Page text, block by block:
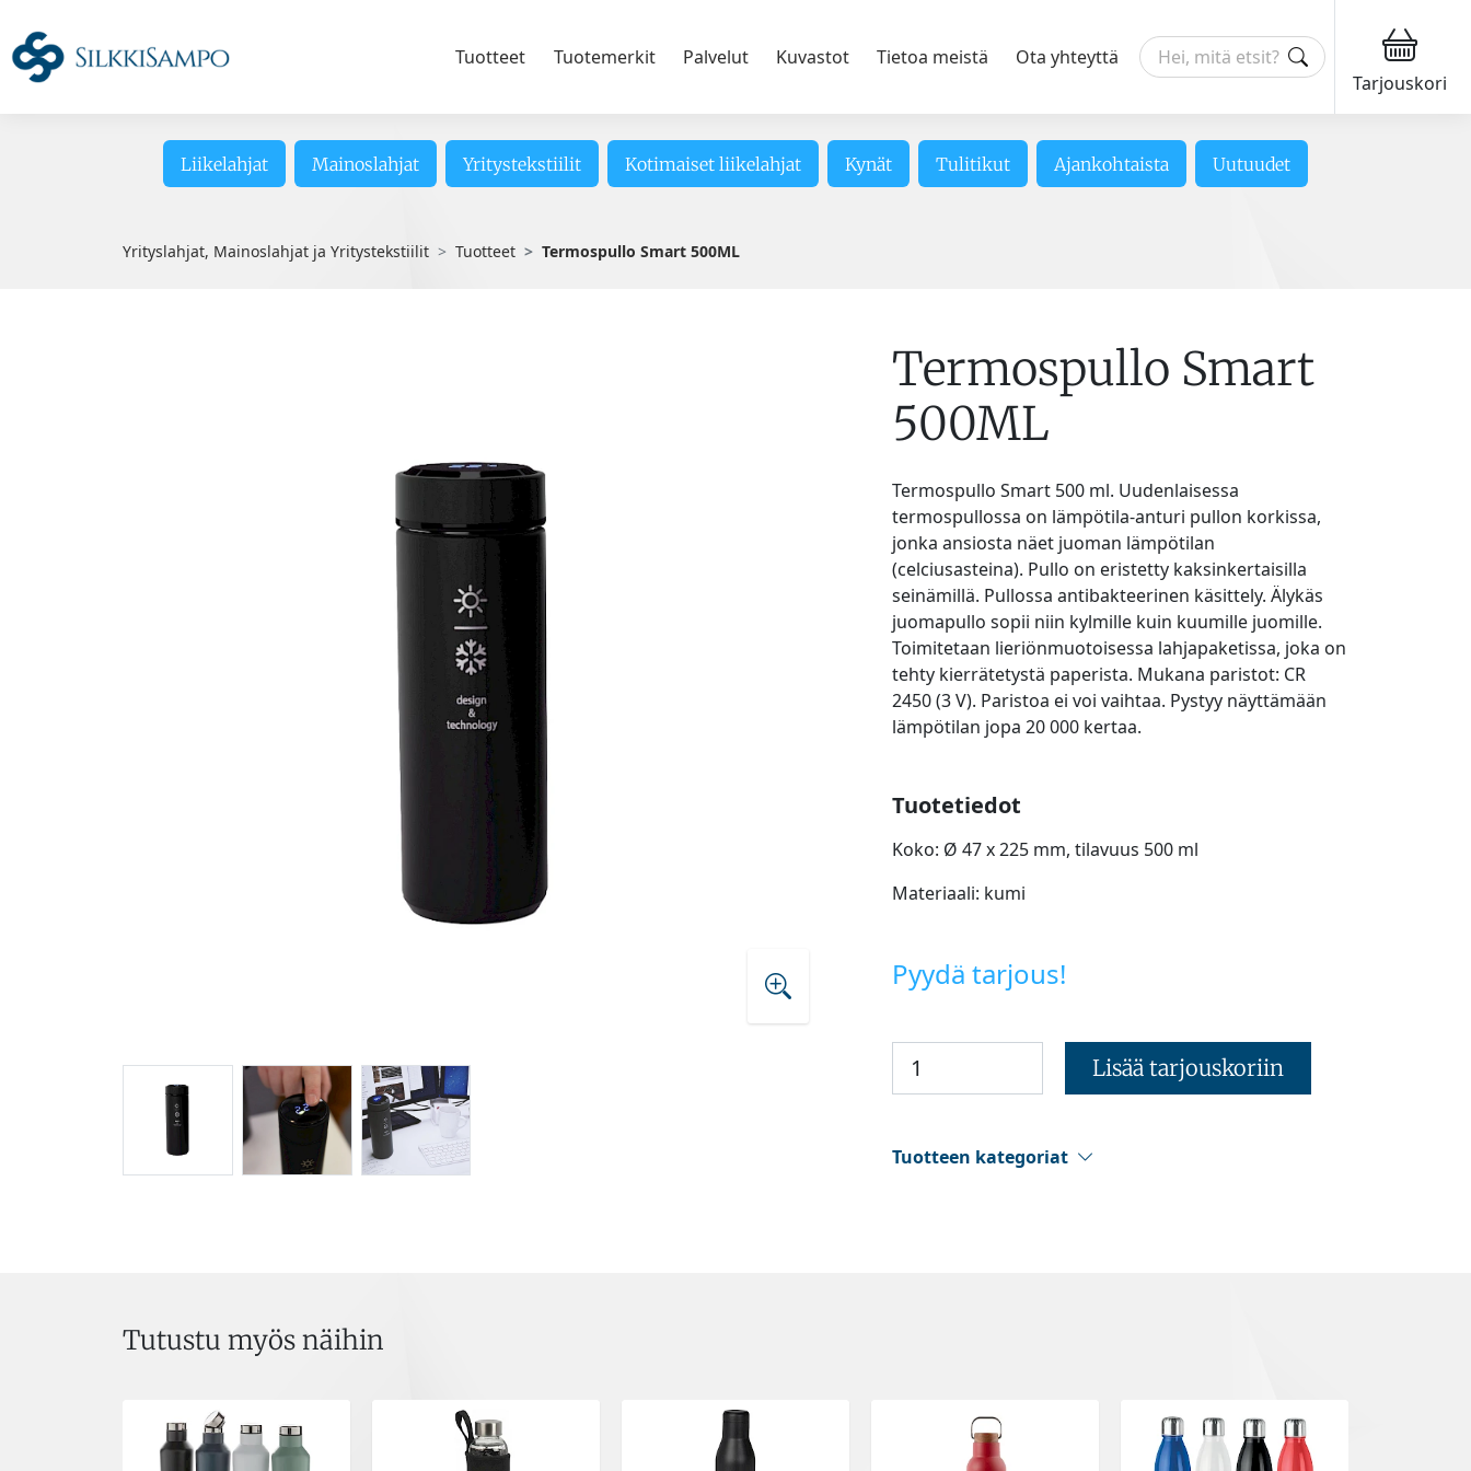
Tuotteet Tuotemerkit Palvelut Kuvastot Tietoa meistä
Ota yhteyttä
Tarjouskori
Liikelahjat Mainoslahjat Yritystekstiilit Kotimaiset liikelahjat Kynät Tulitikut Ajankohtaista Uutuudet
Yrityslahjat, Mainoslahjat ja Yritystekstiilit Tuotteet Termospullo Smart 500ML
Termospullo Smart
500ML
Termospullo Smart 500 ml. Uudenlaisessa
termospullossa on lämpötila-anturi pullon korkissa,
jonka ansiosta näet juoman lämpötilan
(celciusasteina). Pullo on eristetty kaksinkertaisilla
seinämillä. Pullossa antibakteerinen käsittely. Älykäs
juomapullo sopii niin kylmille kuin kuumille juomille.
Toimitetaan lieriönmuotoisessa lahjapaketissa, joka on
tehty kierrätetystä paperista. Mukana paristot: CR
2450 (3 V). Paristoa ei voi vaihtaa. Pystyy näyttämään
lämpötilan jopa 20 000 kertaa.
Tuotetiedot
Koko: Ø 47 x 225 mm, tilavuus 500 ml
Materiaali: kumi
Pyydä tarjous!
Lisää tarjouskoriin
Tuotteen kategoriat
Tutustu myös näihin